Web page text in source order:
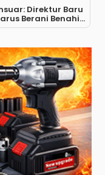
Direktur Baru
Berani Benahi...